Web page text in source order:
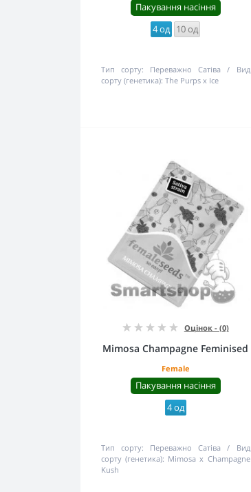
Пакування насіння
4 од 10 од
Тип сорту: Переважно Сатіва
Вид
сорту (генетика): The Purps x Ice
Оцінок - (0)
Mimosa Champagne Feminised
Female
Пакування насіння
4 од
Тип сорту: Переважно Сатіва
Вид
сорту (генетика): Mimosa x Champagne
Kush